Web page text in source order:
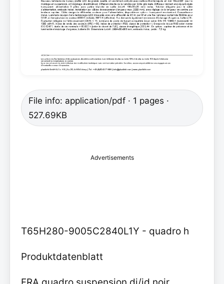
File info: application/pdf · 1 pages ·
527.69KB
Advertisements
T65H280-9005C2840L1Y - quadro h
Produktdatenblatt